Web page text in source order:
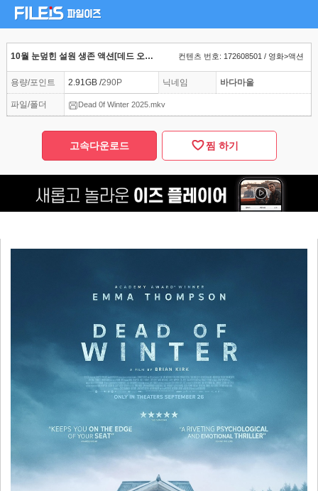
10월 눈덮힌 설원 생존 액션[데드 오브 윈터]완벽자막 컨텐츠 번호: 172608501 / 영화>액션
용량/포인트 2.91GB /290P 닉네임 바다마울
파일/폴더 Dead 0f Winter 2025.mkv
고속다운로드 찜 하기